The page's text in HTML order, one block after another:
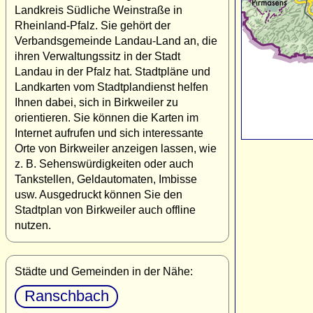
Landkreis Südliche Weinstraße in
Rheinland-Pfalz. Sie gehört der
Verbandsgemeinde Landau-Land an, die
ihren Verwaltungssitz in der Stadt
Landau in der Pfalz hat. Stadtpläne und
Landkarten vom Stadtplandienst helfen
Ihnen dabei, sich in Birkweiler zu
orientieren. Sie können die Karten im
Internet aufrufen und sich interessante
Orte von Birkweiler anzeigen lassen, wie
z. B. Sehenswürdigkeiten oder auch
Tankstellen, Geldautomaten, Imbisse
usw. Ausgedruckt können Sie den
Stadtplan von Birkweiler auch offline
nutzen.
Städte und Gemeinden in der Nähe:
Ranschbach